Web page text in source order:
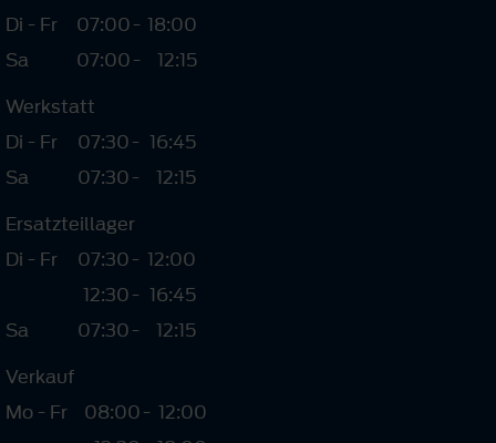
Di - Fr
07:00- 18:00
Sa
07:00-
12:15
Werkstatt
Di - Fr
07:30- 16:45
Sa
07:30-
12:15
Ersatzteillager
Di - Fr
07:30
12:30
-
-
12:00
16:45
Sa
07:30-
12:15
Verkauf
Mo - Fr
08:00- 12:00